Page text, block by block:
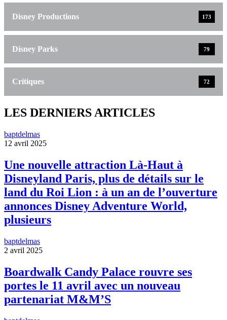
Disney Productions 173
Disney Parks 79
Critiques 72
LES DERNIERS ARTICLES
baptdelmas
12 avril 2025
Une nouvelle attraction Là-Haut à
Disneyland Paris, plus de détails sur le
land du Roi Lion : à un an de l’ouverture
annonces Disney Adventure World,
plusieurs
baptdelmas
2 avril 2025
Boardwalk Candy Palace rouvre ses
portes le 11 avril avec un nouveau
partenariat M&M’S